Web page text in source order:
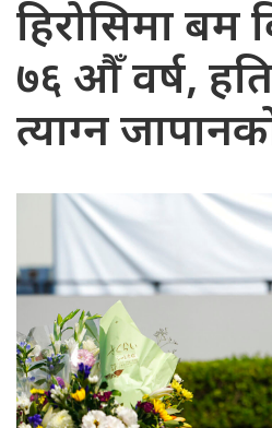
हिरोसिमा बम
७६ औँ वर्ष,
त्याग्न